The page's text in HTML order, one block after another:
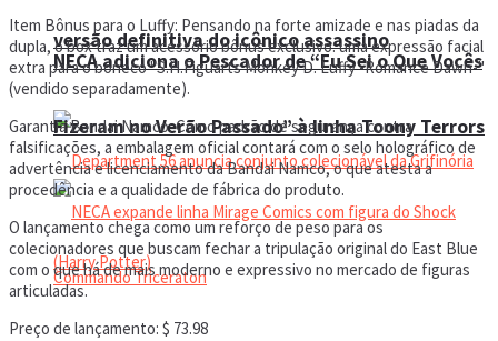
versão definitiva do icônico assassino
NECA adiciona o Pescador de “Eu Sei o Que Vocês
Fizeram no Verão Passado” à linha Toony Terrors
Item Bônus para o Luffy: Pensando na forte amizade e nas piadas da
dupla, o box traz um acessório bônus exclusivo: uma expressão facial
extra para o boneco "S.H.Figuarts Monkey D. Luffy -Romance Dawn-"
(vendido separadamente).
Garantia Bandai Namco: Como padrão de segurança contra
falsificações, a embalagem oficial contará com o selo holográfico de
advertência e licenciamento da Bandai Namco, o que atesta a
procedência e a qualidade de fábrica do produto.
O lançamento chega como um reforço de peso para os
colecionadores que buscam fechar a tripulação original do East Blue
com o que há de mais moderno e expressivo no mercado de figuras
articuladas.
Preço de lançamento: $ 73.98